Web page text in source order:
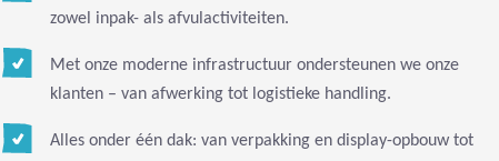
zowel inpak- als afvulactiviteiten.
Met onze moderne infrastructuur ondersteunen we onze
klanten – van afwerking tot logistieke handling.
Alles onder één dak: van verpakking en display-opbouw tot